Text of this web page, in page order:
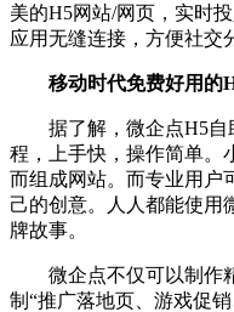
美的H5网站/网页，实时
应用无缝连接，方便社交
移动时代免费好用的
据了解，微企点H5自
程，上手快，操作简单。
而组成网站。而专业用户
己的创意。人人都能使用
牌故事。
微企点不仅可以制作精
制“推广落地页、游戏促